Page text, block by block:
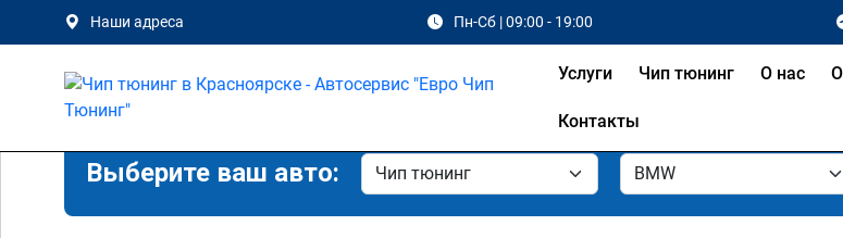
Наши адреса Пн-Сб | 09:00 - 19:00
Услуги Чип тюнинг О нас
Контакты
Выберите ваш авто: